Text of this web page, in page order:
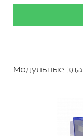
Модульные